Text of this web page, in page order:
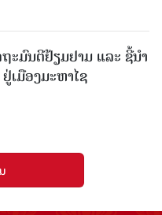
ະມົນຕີຢ້ຽມຢາມ ແລະ ຊີ້ນຳ
ເມືອງມະຫາໄຊ